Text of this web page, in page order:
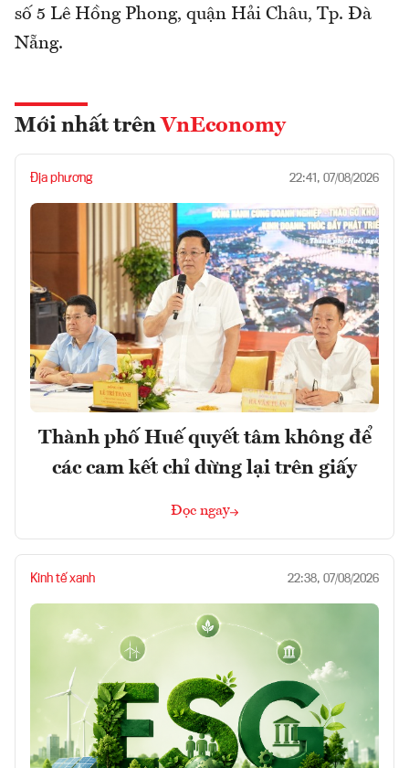
số 5 Lê Hồng Phong, quận Hải Châu, Tp. Đà
Nẵng.
Mới nhất trên VnEconomy
Địa phương 22:41, 07/08/2026
Thành phố Huế quyết tâm không để
các cam kết chỉ dừng lại trên giấy
Đọc ngay
Kinh tế xanh 22:38, 07/08/2026